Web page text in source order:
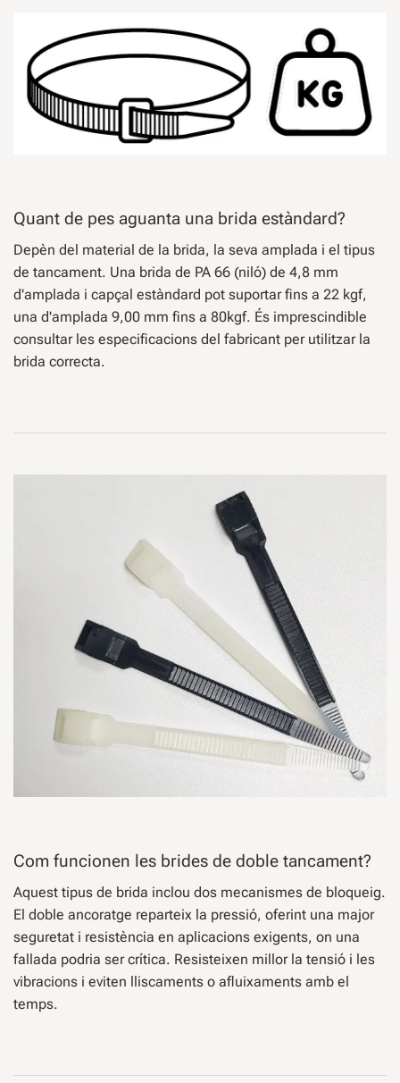
Quant de pes aguanta una brida estàndard?
Depèn del material de la brida, la seva amplada i el tipus
de tancament. Una brida de PA 66 (niló) de 4,8 mm
d'amplada i capçal estàndard pot suportar fins a 22 kgf,
una d'amplada 9,00 mm fins a 80kgf. És imprescindible
consultar les especificacions del fabricant per utilitzar la
brida correcta.
Com funcionen les brides de doble tancament?
Aquest tipus de brida inclou dos mecanismes de bloqueig.
El doble ancoratge reparteix la pressió, oferint una major
seguretat i resistència en aplicacions exigents, on una
fallada podria ser crítica. Resisteixen millor la tensió i les
vibracions i eviten lliscaments o afluixaments amb el
temps.